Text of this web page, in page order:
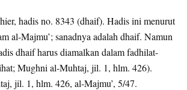
hadis no. 8343 (dhaif). Hadis ini menurut
al-Majmu’; sanadnya adalah dhaif. Namun
dhaif harus diamalkan dalam fadhilat-
Mughni al-Muhtaj, jil. 1, hlm. 426).
jil. 1, hlm. 426, al-Majmu’, 5/47.